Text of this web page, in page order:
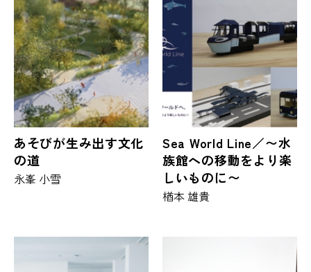
あそびが生み出す文化
の道
永峯 小雪
Sea World Line／〜水
族館への移動をより楽
しいものに〜
楢本 雄貴